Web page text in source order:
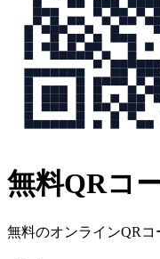
無料QRコ
無料のオンラインQR